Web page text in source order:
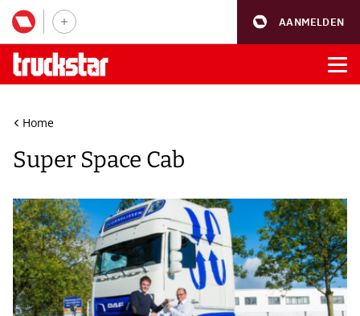
AANMELDEN
Home
Super Space Cab